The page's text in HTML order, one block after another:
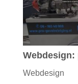
Webdesign:
Webdesign